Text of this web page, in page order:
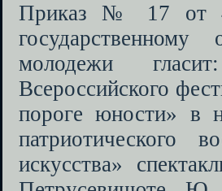
Приказ № 17 от 4
молодежи
Всероссийского
пороге юности» в
патриотического
искусства»